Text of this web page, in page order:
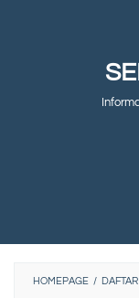
HOMEPAGE /